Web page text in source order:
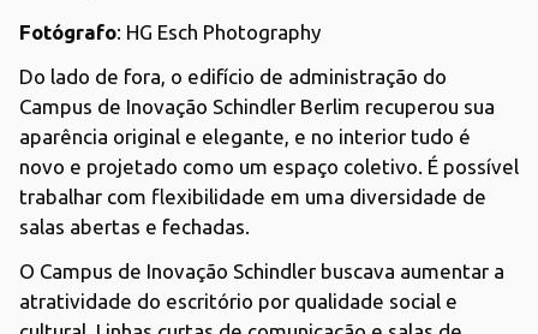
Fotógrafo: HG Esch Photography
Do lado de fora, o edifício de administração do
Campus de Inovação Schindler Berlim recuperou sua
aparência original e elegante, e no interior tudo é
novo e projetado como um espaço coletivo. É possível
trabalhar com flexibilidade em uma diversidade de
salas abertas e fechadas.
O Campus de Inovação Schindler buscava aumentar a
atratividade do escritório por qualidade social e